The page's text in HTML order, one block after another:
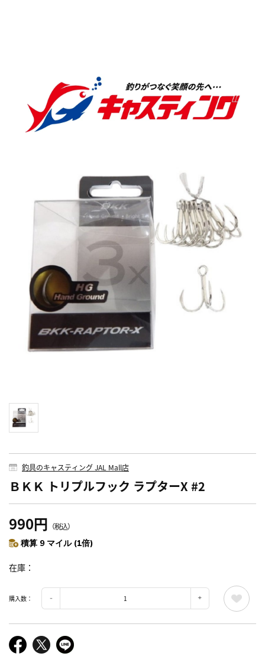
釣具のキャスティング JAL Mall店
ＢＫＫ トリプルフック ラプターX #2
990円 （税込）
積算 9 マイル (1倍)
在庫
購入数：